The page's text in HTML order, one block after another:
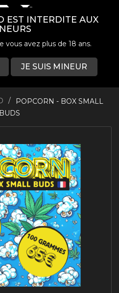
EST INTERDITE AUX
vous avez plus de 18 ans.
JE SUIS MINEUR
POPCORN - BOX SMALL
BUDS